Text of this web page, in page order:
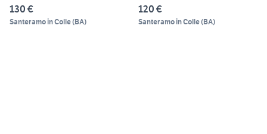
130 €
Santeramo in Colle(BA)
120 €
Santeramo in Colle(BA)